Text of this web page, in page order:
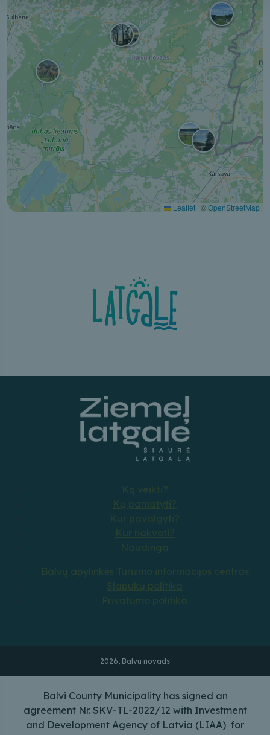
Leaflet | ©OpenStreetMap
Ką veikti?
Ką pamatyti?
Kur pavalgyti?
Kur nakvoti?
Naudinga
Balvų apylinkės Turizmo informacijos centras
Slapukų politika
Privatumo politika
2026, Balvu novads
Balvi County Municipality has signed an
agreement Nr. SKV-TL-2022/12 with Investment
and Development Agency of Latvia (LIAA) for